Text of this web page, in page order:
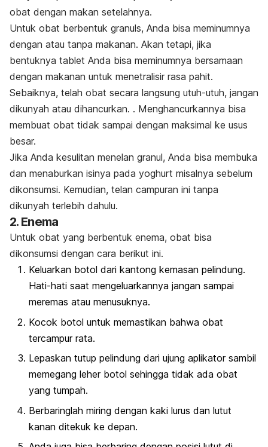
obat dengan makan setelahnya.
Untuk obat berbentuk granuls, Anda bisa meminumnya
dengan atau tanpa makanan. Akan tetapi, jika
bentuknya tablet Anda bisa meminumnya bersamaan
dengan makanan untuk menetralisir rasa pahit.
Sebaiknya, telah obat secara langsung utuh-utuh, jangan
dikunyah atau dihancurkan. . Menghancurkannya bisa
membuat obat tidak sampai dengan maksimal ke usus
besar.
Jika Anda kesulitan menelan granul, Anda bisa membuka
dan menaburkan isinya pada yoghurt misalnya sebelum
dikonsumsi. Kemudian, telan campuran ini tanpa
dikunyah terlebih dahulu.
2. Enema
Untuk obat yang berbentuk enema, obat bisa
dikonsumsi dengan cara berikut ini.
Keluarkan botol dari kantong kemasan pelindung.
Hati-hati saat mengeluarkannya jangan sampai
meremas atau menusuknya.
Kocok botol untuk memastikan bahwa obat
tercampur rata.
Lepaskan tutup pelindung dari ujung aplikator sambil
memegang leher botol sehingga tidak ada obat
yang tumpah.
Berbaringlah miring dengan kaki lurus dan lutut
kanan ditekuk ke depan.